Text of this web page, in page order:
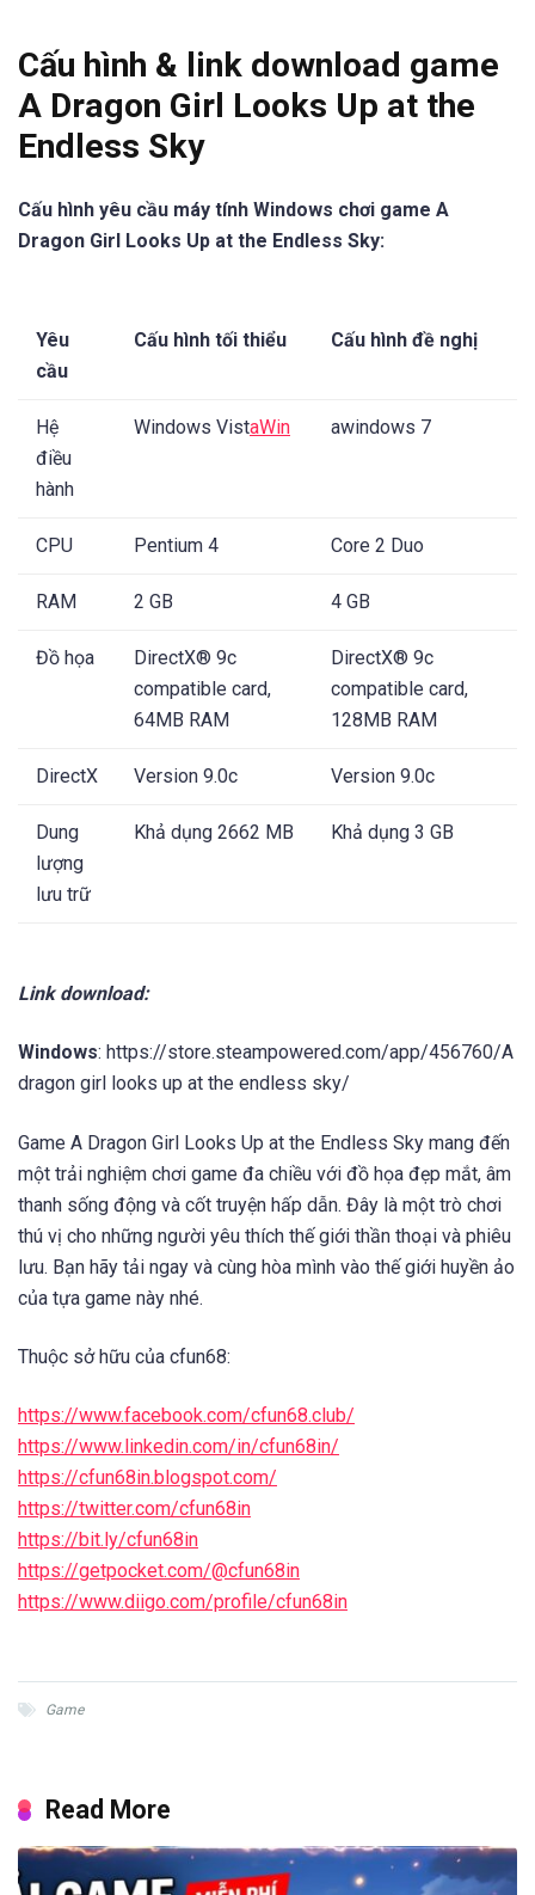
Cấu hình & link download game
A Dragon Girl Looks Up at the
Endless Sky
Cấu hình yêu cầu máy tính Windows chơi game A
Dragon Girl Looks Up at the Endless Sky:
Yêu
cầu
Cấu hình tối thiểu Cấu hình đề nghị
Hệ
điều
hành
Windows VistaWin awindows 7
CPU Pentium 4 Core 2 Duo
RAM 2 GB 4 GB
Đồ họa
DirectX® 9c
compatible card,
64MB RAM
DirectX® 9c
compatible card,
128MB RAM
DirectX Version 9.0c Version 9.0c
Dung
lượng
lưu trữ
Khả dụng 2662 MB Khả dụng 3 GB
Link download:
Windows: https://store.steampowered.com/app/456760/A
dragon girl looks up at the endless sky/
Game A Dragon Girl Looks Up at the Endless Sky mang đến
một trải nghiệm chơi game đa chiều với đồ họa đẹp mắt, âm
thanh sống động và cốt truyện hấp dẫn. Đây là một trò chơi
thú vị cho những người yêu thích thế giới thần thoại và phiêu
lưu. Bạn hãy tải ngay và cùng hòa mình vào thế giới huyền ảo
của tựa game này nhé.
Thuộc sở hữu của cfun68:
https://www.facebook.com/cfun68.club/
https://www.linkedin.com/in/cfun68in/
https://cfun68in.blogspot.com/
https://twitter.com/cfun68in
https://bit.ly/cfun68in
https://getpocket.com/@cfun68in
https://www.diigo.com/profile/cfun68in
Game
Read More